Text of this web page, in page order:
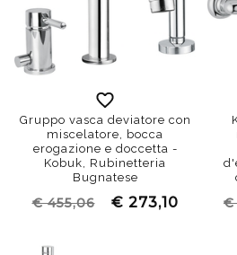
Gruppo vasca deviatore con
miscelatore, bocca
erogazione e doccetta -
Kobuk, Rubinetteria
Bugnatese
€ 455,06 € 273,10 €